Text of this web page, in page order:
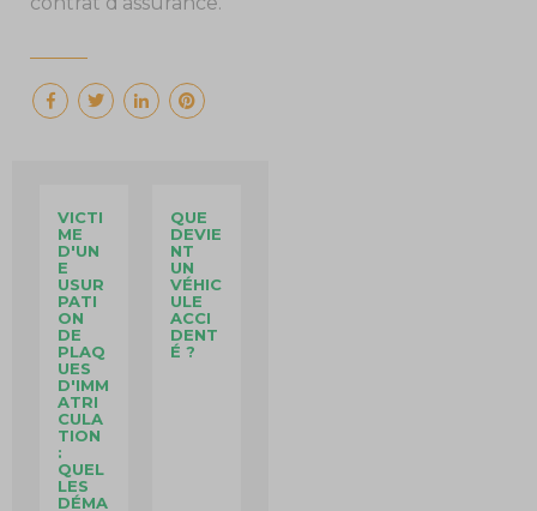
VICTI
ME
D'UN
E
USUR
PATI
ON
DE
PLAQ
UES
D'IMM
ATRI
CULA
TION
:
QUEL
LES
DÉMA
QUE
DEVIE
NT
UN
VÉHIC
ULE
ACCI
DENT
É ?